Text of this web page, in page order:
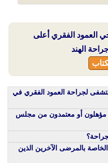
العمود الفقري أعلى
الهند
لجراحة العمود الفقري في
مؤهلون أو معتمدون من مجلس
بالمرضى الآخرين الذين